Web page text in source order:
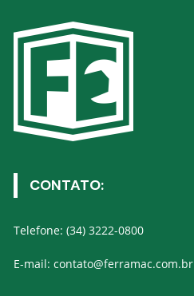
CONTATO:
Telefone: (34) 3222-0800
E-mail: contato@ferramac.com.br